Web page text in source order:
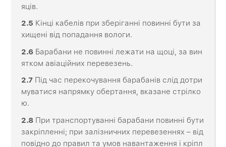
яців.
2.5 Кінці кабелів при зберіганні повинні бути за
хищені від попадання вологи.
2.6 Барабани не повинні лежати на щоці, за вин
ятком авіаційних перевезень.
2.7 Під час перекочування барабанів слід дотри
муватися напрямку обертання, вказане стрілко
ю.
2.8 При транспортуванні барабани повинні бути
закріпленні; при залізничних перевезеннях – від
повідно до правил та умов навантаження і кріпл